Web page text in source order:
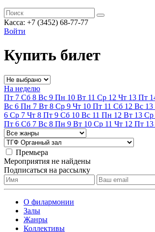
Касса: +7 (3452) 68-77-77
Войти
Купить билет
На неделю
Пт 7 Сб 8 Вс 9 Пн 10 Вт 11 Ср 12 Чт 13 Пт
Вс 6 Пн 7 Вт 8 Ср 9 Чт 10 Пт 11 Сб 12 Вс 13
6 Ср 7 Чт 8 Пт 9 Сб 10 Вс 11 Пн 12 Вт 13 Ср
Пт 6 Сб 7 Вс 8 Пн 9 Вт 10 Ср 11 Чт 12 Пт 13
Премьера
Мероприятия не найдены
Подписаться на рассылку
О филармонии
Залы
Жанры
Коллективы